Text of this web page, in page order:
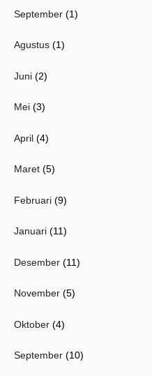
September (1)
Agustus (1)
Juni (2)
Mei (3)
April (4)
Maret (5)
Februari (9)
Januari (11)
Desember (11)
November (5)
Oktober (4)
September (10)